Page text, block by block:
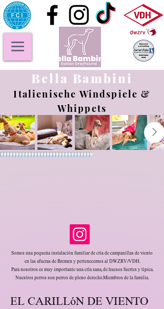
Bella Bambini
Italienische Windspiele &
Whippets
Somos una pequeña instalación familiar de cría de campanillas de viento
en las afueras de Bremen y pertenecemos al DWZRV/VDH.
Para nosotros es muy importante una cría sana, de huesos fuertes y típica.
Nuestros perros son perros de pleno derecho.Miembros de la familia.
EL CARILLÓN DE VIENTO